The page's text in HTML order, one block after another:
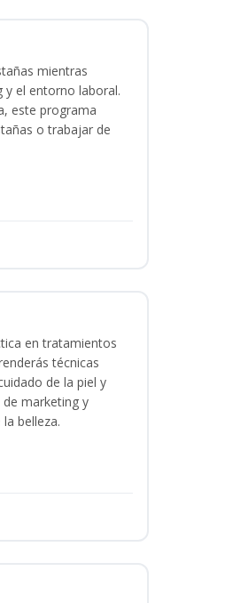
mientras
y el entorno laboral.
este programa
o trabajar de
en tratamientos
técnicas
de la piel y
marketing y
belleza.